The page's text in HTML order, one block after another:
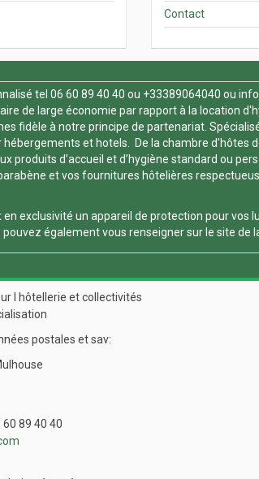
Contact
tel 06 60 89 40 40 ou +33389064040 ou
de large économie par rapport à la location
fidèle à notre principe de partenariat.
et hotels. De la chambre d’hôtes
produits d’accueil et d’hygiène standard ou
et vos fournitures hôtelières
exclusivité un appareil de protection pour vos
également vous renseigner sur le site de
l hôtellerie et collectivités
postales et sav:
89 40 40